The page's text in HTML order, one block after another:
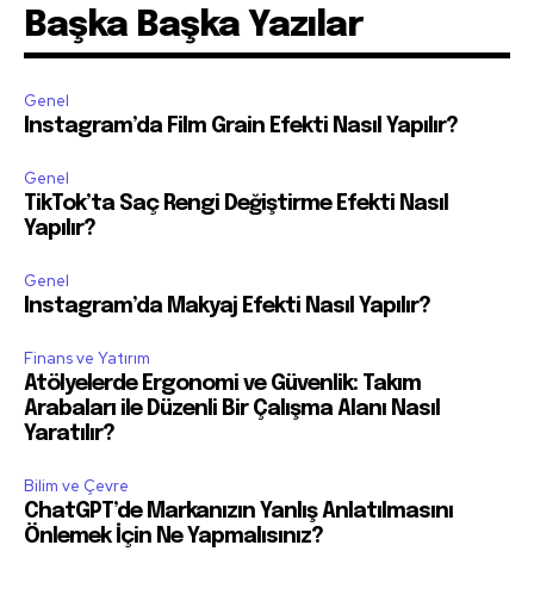
Başka Başka Yazılar
Genel
Instagram’da Film Grain Efekti Nasıl Yapılır?
Genel
TikTok’ta Saç Rengi Değiştirme Efekti Nasıl
Yapılır?
Genel
Instagram’da Makyaj Efekti Nasıl Yapılır?
Finans ve Yatırım
Atölyelerde Ergonomi ve Güvenlik: Takım
Arabaları ile Düzenli Bir Çalışma Alanı Nasıl
Yaratılır?
Bilim ve Çevre
ChatGPT’de Markanızın Yanlış Anlatılmasını
Önlemek İçin Ne Yapmalısınız?